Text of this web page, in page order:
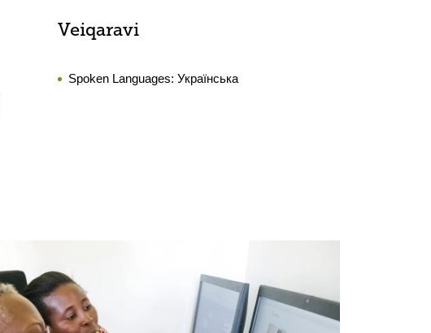
Veiqaravi
Spoken Languages:Українська